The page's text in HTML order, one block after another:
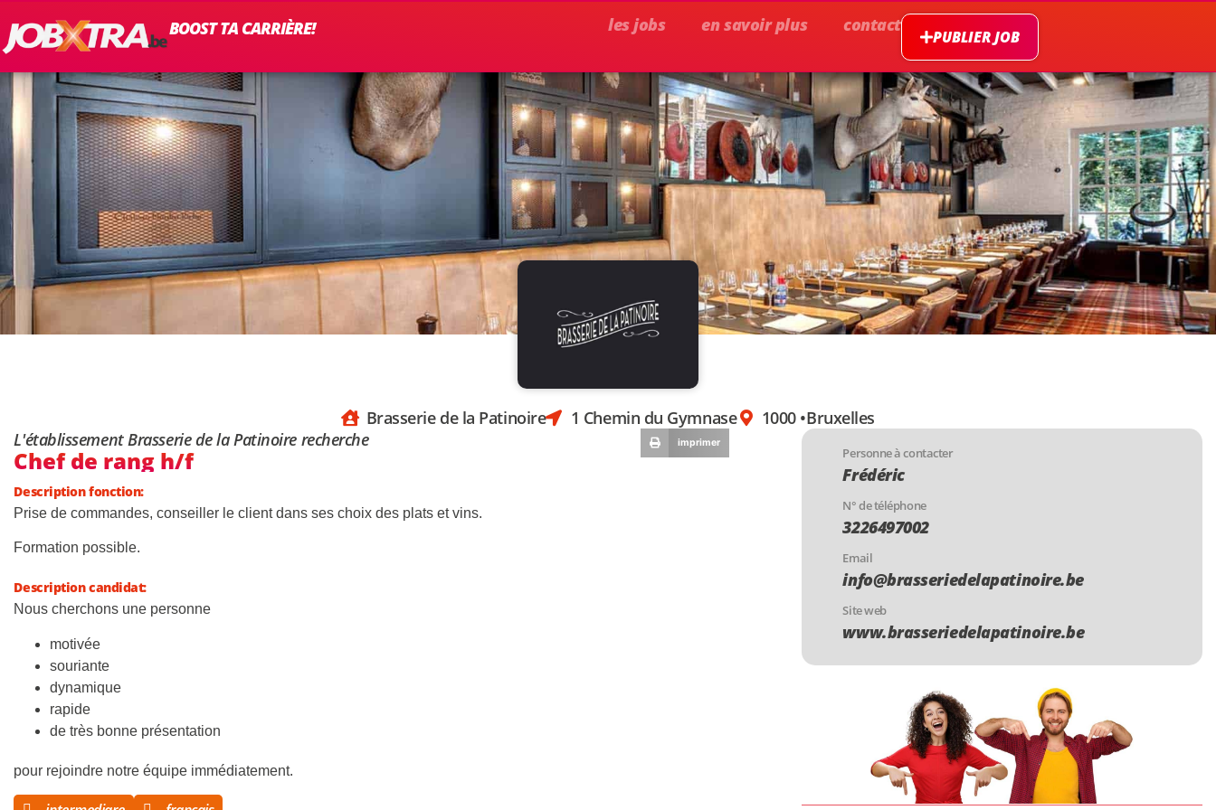
BOOST TA CARRIÈRE! les jobs en savoir plus contact
PUBLIER JOB
Brasserie de la Patinoire 1 Chemin du Gymnase 1000 •Bruxelles
L'établissement Brasserie de la Patinoire recherche
imprimer
Chef de rang h/f
Description fonction:
Prise de commandes, conseiller le client dans ses choix des plats et vins.
Formation possible.
Description candidat:
Nous cherchons une personne
motivée
souriante
dynamique
rapide
de très bonne présentation
pour rejoindre notre équipe immédiatement.
Personne à contacter
Frédéric
N° de téléphone
3226497002
Email
info@brasseriedelapatinoire.be
Site web
www.brasseriedelapatinoire.be